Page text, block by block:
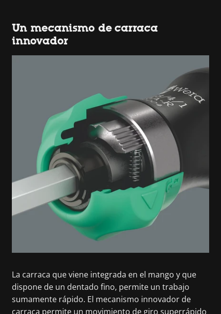
Un mecanismo de carraca
innovador
La carraca que viene integrada en el mango y que
dispone de un dentado fino, permite un trabajo
sumamente rápido. El mecanismo innovador de
carraca permite un movimiento de giro superrápido